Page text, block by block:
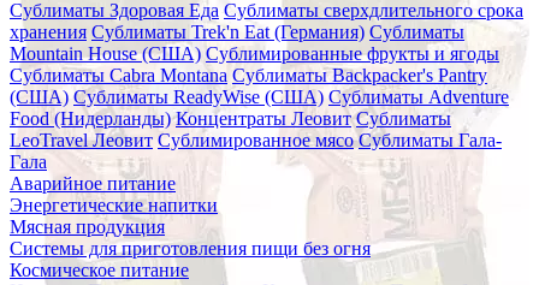
Сублиматы Здоровая Еда Сублиматы сверхдлительного срока
хранения Сублиматы Trek'n Eat (Германия) Сублиматы
Mountain House (США) Сублимированные фрукты и ягоды
Сублиматы Cabra Montana Сублиматы Backpacker's Pantry
(США) Сублиматы ReadyWise (США) Сублиматы Adventure
Food (Нидерланды) Концентраты Леовит Сублиматы
LeoTravel Леовит Сублимированное мясо Сублиматы Гала-
Гала
Аварийное питание
Энергетические напитки
Мясная продукция
Системы для приготовления пищи без огня
Космическое питание